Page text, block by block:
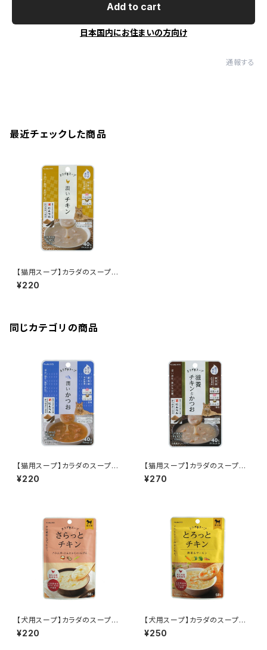
Add to cart
日本国内にお住まいの方向け
通報する
最近チェックした商品
【猫用スープ】カラダのスープ
潤いチキン 40g
¥220
同じカテゴリの商品
【猫用スープ】カラダのスープ
潤いかつお 40g
¥220
【猫用スープ】カラダのスープ
滋養チキンとかつお 40g
¥270
【犬用スープ】カラダのスープ
さらっとチキン 50g
¥220
【犬用スープ】カラダのスープ
とろっとチキン 50g
¥250